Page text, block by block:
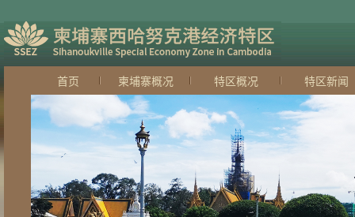
首页 柬埔寨概况 特区概况 特区新闻